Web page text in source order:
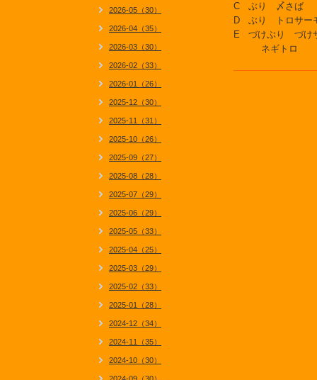
C ぶり 〆さば
D ぶり トロサー
E づけぶり づけ
ネギトロ
2026-05（30）
2026-04（35）
2026-03（30）
2026-02（33）
2026-01（26）
2025-12（30）
2025-11（31）
2025-10（26）
2025-09（27）
2025-08（28）
2025-07（29）
2025-06（29）
2025-05（33）
2025-04（25）
2025-03（29）
2025-02（33）
2025-01（28）
2024-12（34）
2024-11（35）
2024-10（30）